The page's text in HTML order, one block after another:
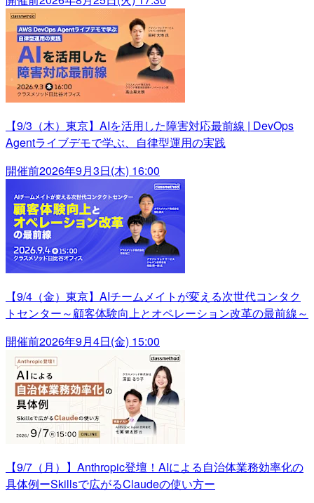
【9/3（木）東京】AIを活用した障害対応最前線 | DevOps
Agentライブデモで学ぶ、自律型運用の実践
開催前2026年9月3日(木) 16:00
【9/4（金）東京】AIチームメイトが変える次世代コンタク
トセンター～顧客体験向上とオペレーション改革の最前線～
開催前2026年9月4日(金) 15:00
【9/7（月）】Anthropic登壇！AIによる自治体業務効率化の
具体例ーSkillsで広がるClaudeの使い方ー